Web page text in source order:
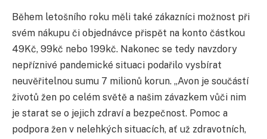
Během letošního roku měli také zákazníci možnost při
svém nákupu či objednávce přispět na konto částkou
49Kč, 99kč nebo 199kč. Nakonec se tedy navzdory
nepříznivé pandemické situaci podařilo vysbírat
neuvěřitelnou sumu 7 milionů korun. „Avon je součástí
životů žen po celém světě a našim závazkem vůči nim
je starat se o jejich zdraví a bezpečnost. Pomoc a
podpora žen v nelehkých situacích, ať už zdravotních,